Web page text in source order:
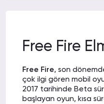
Hayatınızda
adreslerden biri
02-02-
Free Fire
Free Fire, son
çok ilgi gören mobil
2017 tarihinde Beta
başlayan oyun, kısa